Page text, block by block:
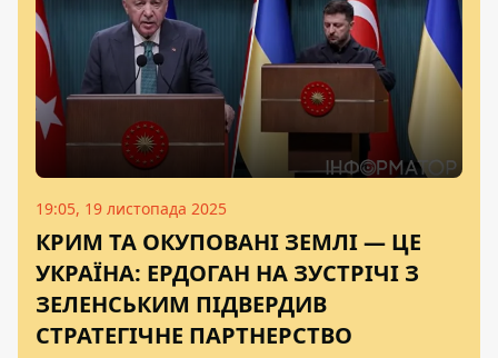
19:05, 19 листопада 2025
КРИМ ТА ОКУПОВАНІ ЗЕМЛІ — ЦЕ
УКРАЇНА: ЕРДОГАН НА ЗУСТРІЧІ З
ЗЕЛЕНСЬКИМ ПІДВЕРДИВ
СТРАТЕГІЧНЕ ПАРТНЕРСТВО